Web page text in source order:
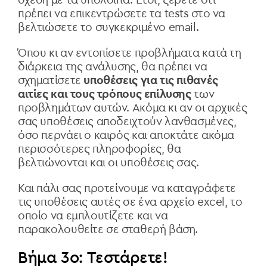
πρέπει να επικεντρώσετε τα tests στο να
βελτιώσετε το συγκεκριμένο email.
Όπου κι αν εντοπίσετε προβλήματα κατά τη
διάρκεια της ανάλυσης, θα πρέπει να
σχηματίσετε υποθέσεις για τις πιθανές
αιτίες και τους τρόπους επίλυσηςτων
προβλημάτων αυτών. Ακόμα κι αν οι αρχικές
σας υποθέσεις αποδειχτούν λανθασμένες,
όσο περνάει ο καιρός και αποκτάτε ακόμα
περισσότερες πληροφορίες, θα
βελτιώνονται και οι υποθέσεις σας.
Και πάλι σας προτείνουμε να καταγράφετε
τις υποθέσεις αυτές σε ένα αρχείο excel, το
οποίο να εμπλουτίζετε και να
παρακολουθείτε σε σταθερή βάση.
Βήμα 3ο: Τεστάρετε!